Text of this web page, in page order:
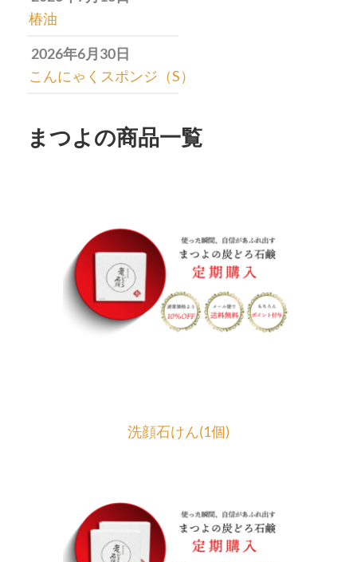
椿油
2026年6月30日
こんにゃくスポンジ（S）
まつよの商品一覧
洗顔石けん(1個)